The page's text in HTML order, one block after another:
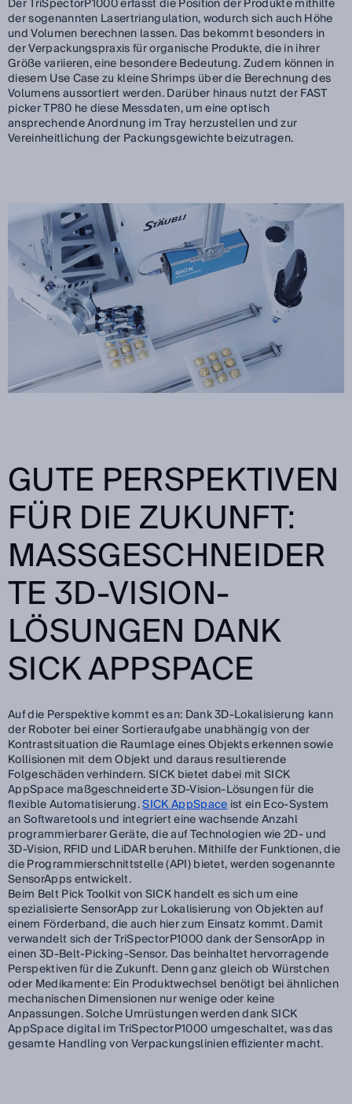
der sogenannten Lasertriangulation, wodurch sich auch Höhe
und Volumen berechnen lassen. Das bekommt besonders in
der Verpackungspraxis für organische Produkte, die in ihrer
Größe variieren, eine besondere Bedeutung. Zudem können in
diesem Use Case zu kleine Shrimps über die Berechnung des
Volumens aussortiert werden. Darüber hinaus nutzt der FAST
picker TP80 he diese Messdaten, um eine optisch
ansprechende Anordnung im Tray herzustellen und zur
Vereinheitlichung der Packungsgewichte beizutragen.
GUTE PERSPEKTIVEN
FÜR DIE ZUKUNFT:
MASSGESCHNEIDERT
E 3D-VISION-L
ÖSUNGEN DANK S
ICK APPSPACE
Auf die Perspektive kommt es an: Dank 3D-Lokalisierung kann
der Roboter bei einer Sortieraufgabe unabhängig von der
Kontrastsituation die Raumlage eines Objekts erkennen sowie
Kollisionen mit dem Objekt und daraus resultierende
Folgeschäden verhindern. SICK bietet dabei mit SICK
AppSpace maßgeschneiderte 3D-Vision-Lösungen für die
flexible Automatisierung.SICK AppSpaceist ein Eco-System
an Softwaretools und integriert eine wachsende Anzahl
programmierbarer Geräte, die auf Technologien wie 2D- und
3D-Vision, RFID und LiDAR beruhen. Mithilfe der Funktionen, die
die Programmierschnittstelle (API) bietet, werden sogenannte
SensorApps entwickelt.
Beim Belt Pick Toolkit von SICK handelt es sich um eine
spezialisierte SensorApp zur Lokalisierung von Objekten auf
einem Förderband, die auch hier zum Einsatz kommt. Damit
verwandelt sich der TriSpectorP1000 dank der SensorApp in
einen 3D-Belt-Picking-Sensor. Das beinhaltet hervorragende
Perspektiven für die Zukunft. Denn ganz gleich ob Würstchen
oder Medikamente: Ein Produktwechsel benötigt bei ähnlichen
mechanischen Dimensionen nur wenige oder keine
Anpassungen. Solche Umrüstungen werden dank SICK
AppSpace digital im TriSpectorP1000 umgeschaltet, was das
gesamte Handling von Verpackungslinien effizienter macht.